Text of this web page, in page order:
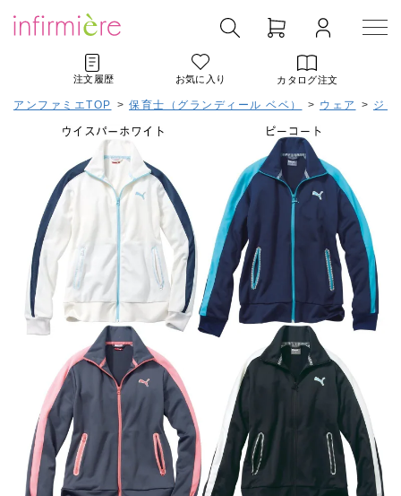
注文履歴 お気に入り カタログ注文
アンファミエTOP > 保育士（グランディール ベベ） > ウェア > ジャ